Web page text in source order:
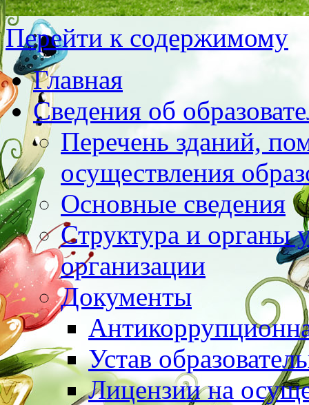
Перейти к содержимому
Главная
Сведения об
Перечень зданий,
осуществления
Основные сведения
Структура и органы
организации
Документы
Устав
Лицензии на